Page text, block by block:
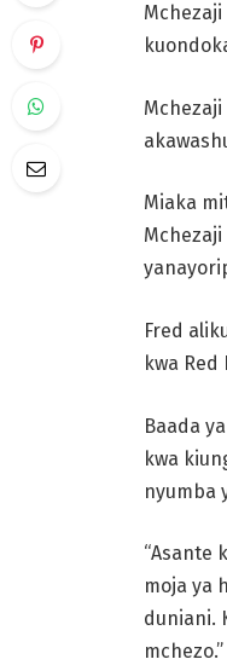
Mchezaji
Miaka
Fred
kwa Red
Baada
kwa
nyumba
“Asante
moja ya
duniani.
mchezo.”